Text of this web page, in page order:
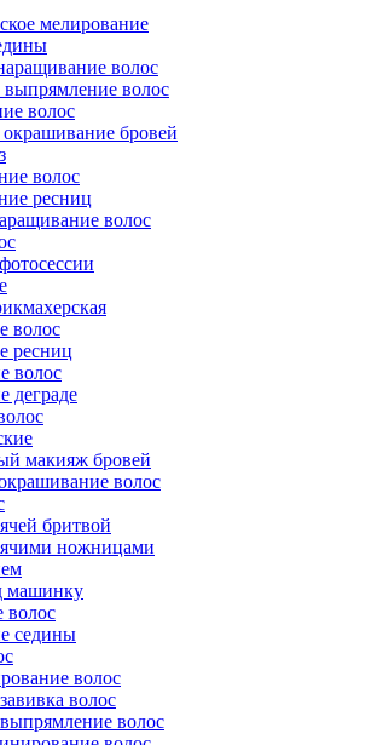
мелирование
волос
выпрямление волос
волос
бровей
волос
ресниц
волос
волос
ресниц
волос
деграде
макияж бровей
волос
бритвой
ножницами
машинку
волос
седины
волос
волос
волос